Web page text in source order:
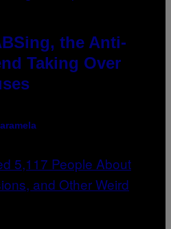
the Anti-
Taking Over